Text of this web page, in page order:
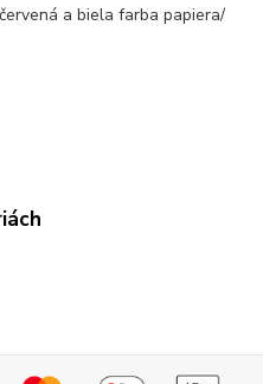
a biela farba papiera/